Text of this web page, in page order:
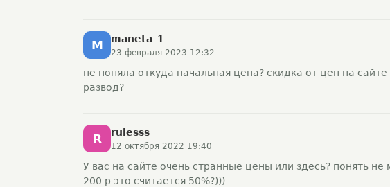
M maneta_1
23 февраля 2023 12:32
не поняла откуда начальная цена? скидка от цен на
развод?
R rulesss
12 октября 2022 19:40
У вас на сайте очень странные цены или здесь? понять не
200 р это считается 50%?)))